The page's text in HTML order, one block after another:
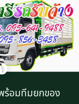
ร้อมทีมยกของ